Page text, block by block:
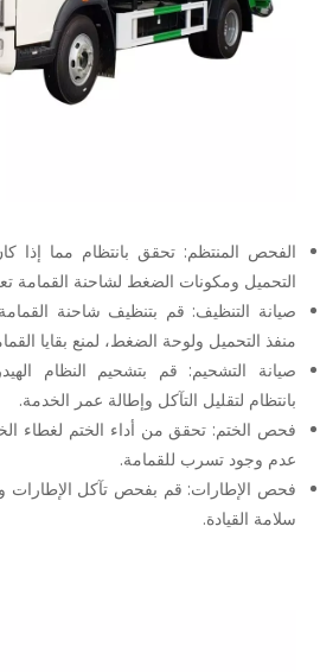
الفحص المنتظم: تحقق بانتظام مما إذا
التحميل ومكونات الضغط لشاحنة
صيانة التنظيف: قم بتنظيف شاحنة
منفذ التحميل ولوحة الضغط، لمنع بقايا
صيانة التشحيم: قم بتشحيم النظام
بانتظام لتقليل التآكل وإطالة عمر الخدمة.
فحص الختم: تحقق من أداء الختم لغطاء
عدم وجود تسرب للقمامة.
فحص الإطارات: قم بفحص تآكل الإطارات
سلامة القيادة.